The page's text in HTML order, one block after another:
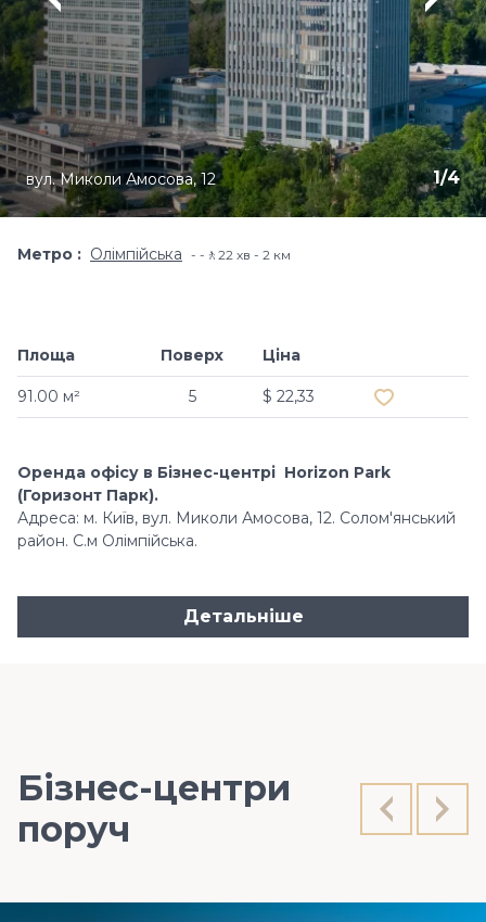
1/4
вул. Миколи Амосова, 12
Метро Олімпійська -🚶22 хв - 2 км
Площа
91.00 м²
Поверх
5
Ціна
$ 22,33
Оренда офісу в Бізнес-центрі Horizon Park
(Горизонт Парк).
Адреса: м. Київ, вул. Миколи Амосова, 12. Солом'янський
район. С.м Олімпійська.
Детальніше
Бізнес-центри
поруч